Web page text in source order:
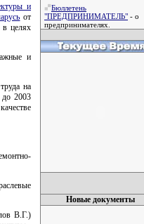
и
от
целях
и
на
до 2003
В.Г.)
Бюллетень
"ПРЕДПРИНИМАТЕЛЬ" - о
предпринимателях.
Новые документы